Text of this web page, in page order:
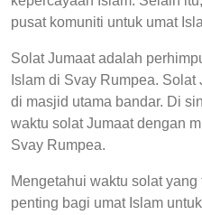
pusat komuniti untuk umat
Solat Jumaat adalah
Islam di Svay Rumpea.
di masjid utama bandar. Di
waktu solat Jumaat dengan
Svay Rumpea.
Mengetahui waktu solat
penting bagi umat Islam